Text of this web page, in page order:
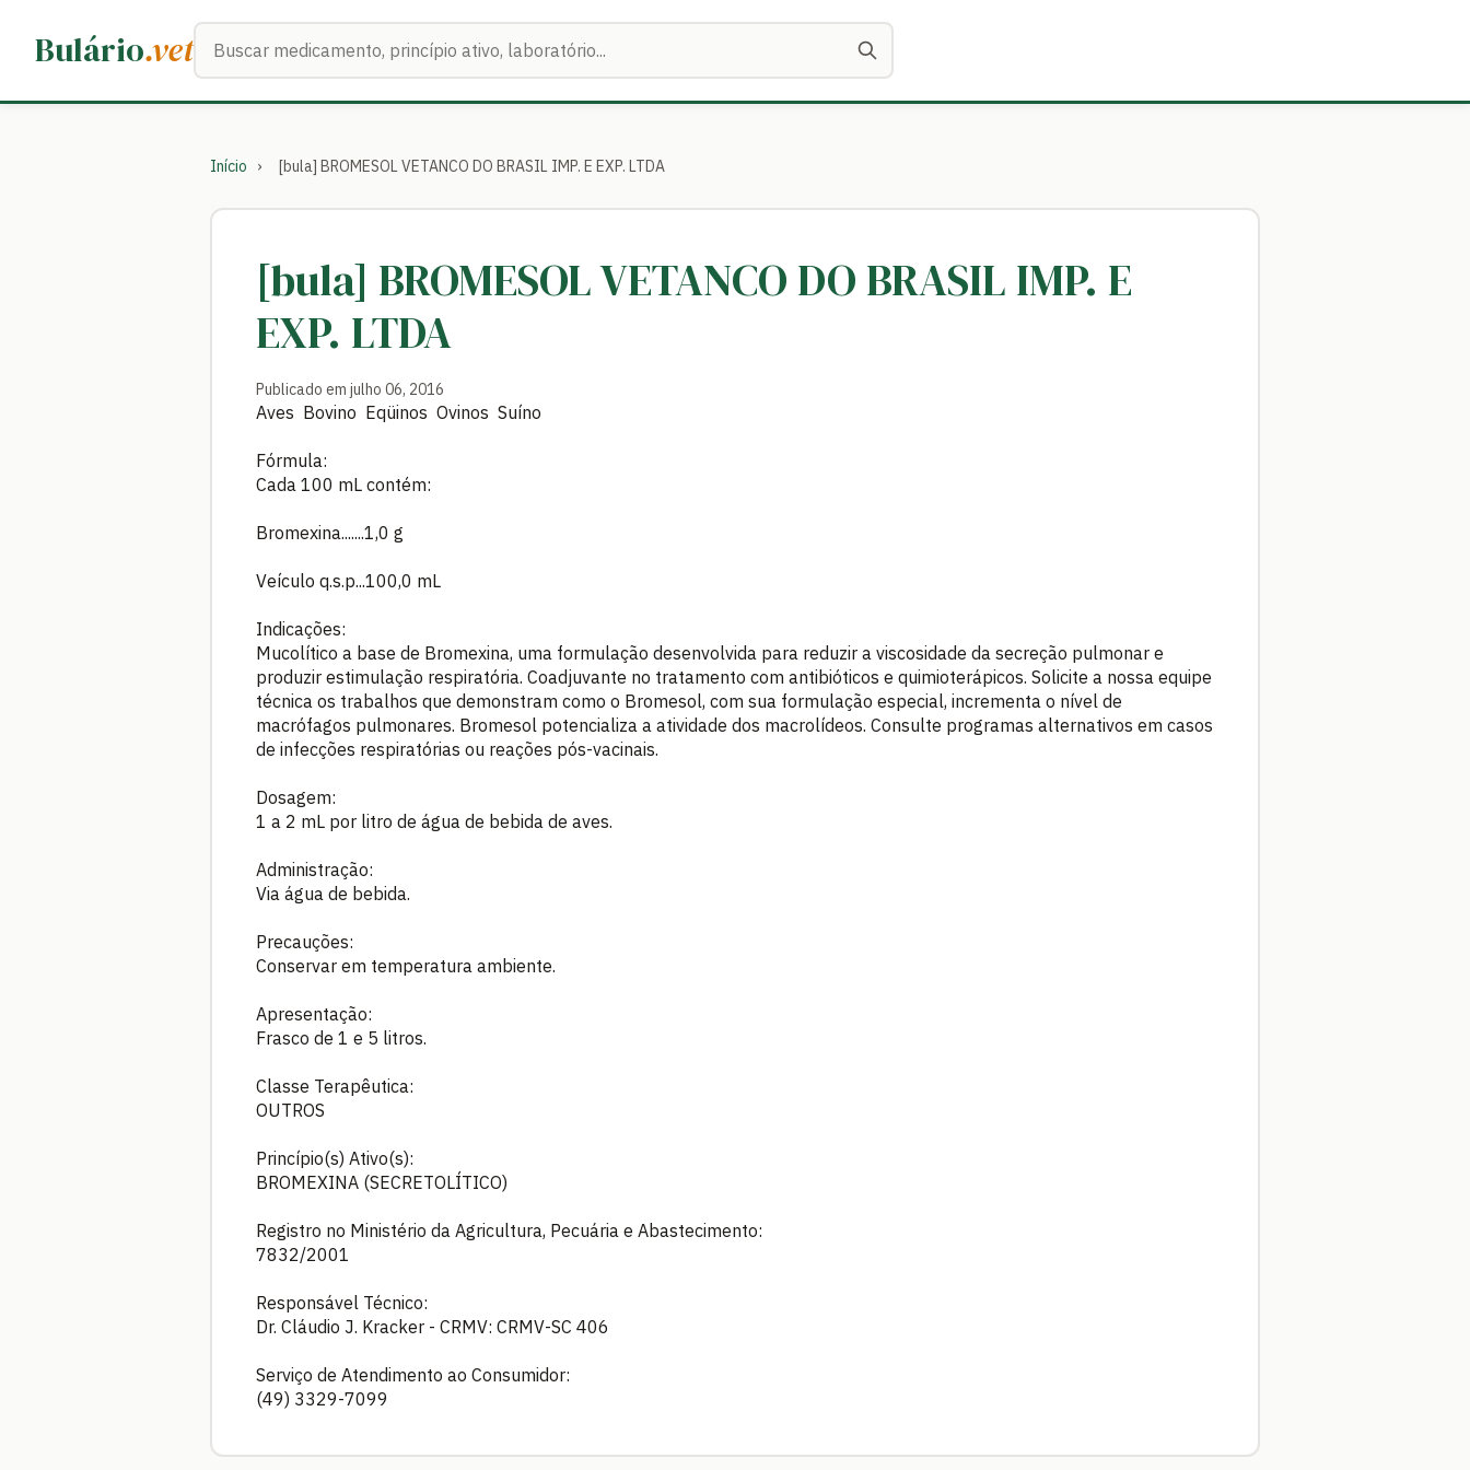
Bulário.vetBuscar medicamentos
Início › [bula] BROMESOL VETANCO DO BRASIL IMP. E EXP. LTDA
[bula] BROMESOL VETANCO DO BRASIL IMP. E
EXP. LTDA
Publicado em julho 06, 2016
Aves Bovino Eqüinos Ovinos Suíno
Fórmula:
Cada 100 mL contém:
Bromexina.......1,0 g
Veículo q.s.p...100,0 mL
Indicações:
Mucolítico a base de Bromexina, uma formulação desenvolvida para reduzir a viscosidade da secreção pulmonar e
produzir estimulação respiratória. Coadjuvante no tratamento com antibióticos e quimioterápicos. Solicite a nossa equipe
técnica os trabalhos que demonstram como o Bromesol, com sua formulação especial, incrementa o nível de
macrófagos pulmonares. Bromesol potencializa a atividade dos macrolídeos. Consulte programas alternativos em casos
de infecções respiratórias ou reações pós-vacinais.
Dosagem:
1 a 2 mL por litro de água de bebida de aves.
Administração:
Via água de bebida.
Precauções:
Conservar em temperatura ambiente.
Apresentação:
Frasco de 1 e 5 litros.
Classe Terapêutica:
OUTROS
Princípio(s) Ativo(s):
BROMEXINA (SECRETOLÍTICO)
Registro no Ministério da Agricultura, Pecuária e Abastecimento:
7832/2001
Responsável Técnico:
Dr. Cláudio J. Kracker - CRMV: CRMV-SC 406
Serviço de Atendimento ao Consumidor:
(49) 3329-7099